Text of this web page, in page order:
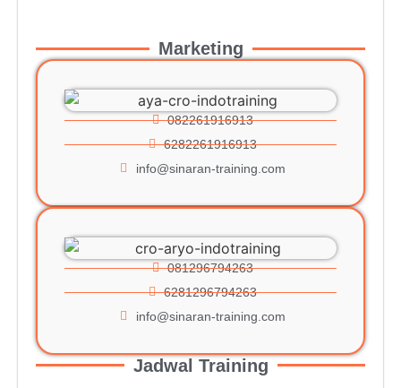
Marketing
082261916913
6282261916913
info@sinaran-training.com
081296794263
6281296794263
info@sinaran-training.com
Jadwal Training